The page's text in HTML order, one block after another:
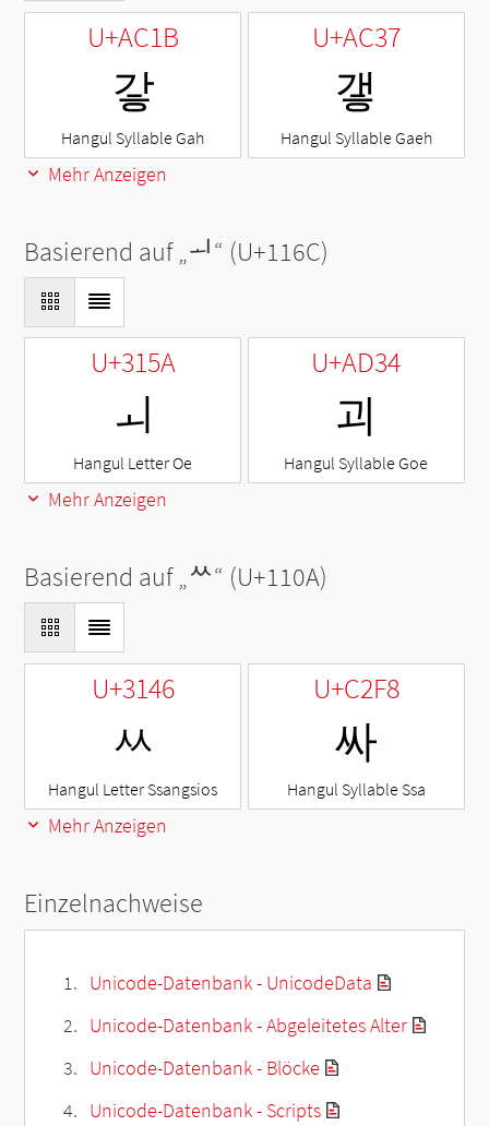
U+AC1B
갛
Hangul Syllable Gah
U+AC37
갷
Hangul Syllable Gaeh
Mehr Anzeigen
Basierend auf „ᅬ“ (U+116C)
U+315A
ㅚ
Hangul Letter Oe
U+AD34
괴
Hangul Syllable Goe
Mehr Anzeigen
Basierend auf „ᄊ“ (U+110A)
U+3146
ㅆ
Hangul Letter Ssangsios
U+C2F8
싸
Hangul Syllable Ssa
Mehr Anzeigen
Einzelnachweise
Unicode-Datenbank - UnicodeData
Unicode-Datenbank - Abgeleitetes Alter
Unicode-Datenbank - Blöcke
Unicode-Datenbank - Scripts